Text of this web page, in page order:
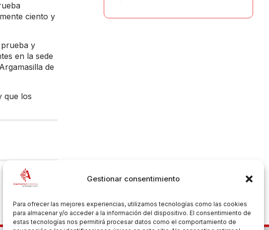
Gestionar consentimiento
Para ofrecer las mejores experiencias, utilizamos tecnologías como las cookies
para almacenar y/o acceder a la información del dispositivo. El consentimiento de
estas tecnologías nos permitirá procesar datos como el comportamiento de
ciento y
prueba y
en la sede
de
que los